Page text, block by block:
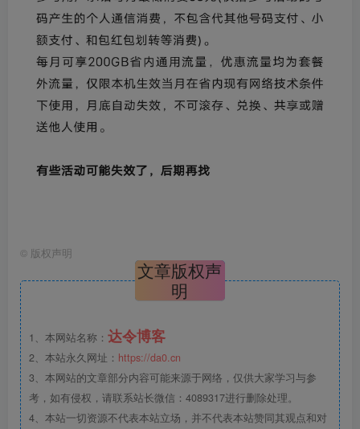
© 版权声明
文章版权声
明
1、本网站名称： 达令博客
2、本站永久网址： https://da0.cn
3、本网站的文章部分内容可能来源于网络，仅供大家学习与参
考，如有侵权，请联系站长微信：4089317进行删除处理。
4、本站一切资源不代表本站立场，并不代表本站赞同其观点和对